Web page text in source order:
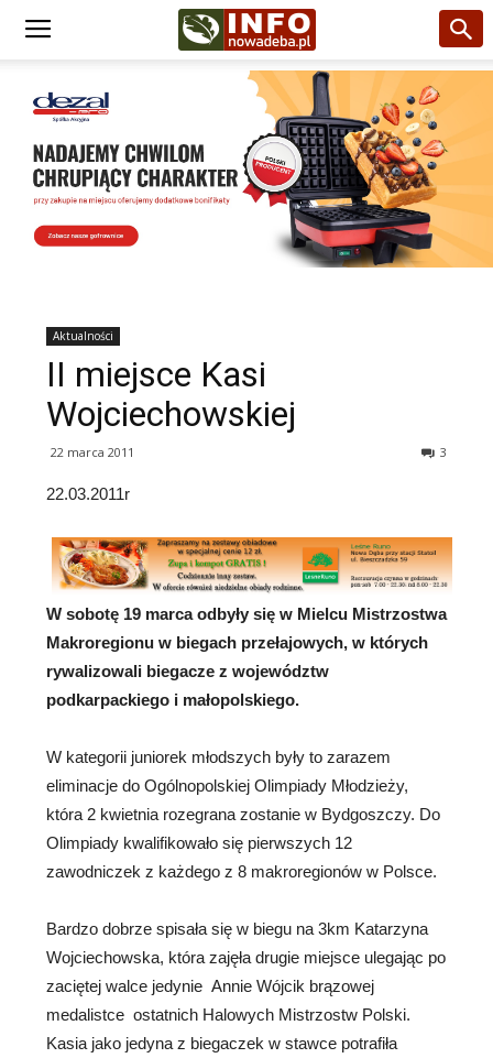
Aktualności
II miejsce Kasi
Wojciechowskiej
22 marca 2011 3
22.03.2011r
W sobotę 19 marca odbyły się w Mielcu Mistrzostwa
Makroregionu w biegach przełajowych, w których
rywalizowali biegacze z województw
podkarpackiego i małopolskiego.
W kategorii juniorek młodszych były to zarazem
eliminacje do Ogólnopolskiej Olimpiady Młodzieży,
która 2 kwietnia rozegrana zostanie w Bydgoszczy. Do
Olimpiady kwalifikowało się pierwszych 12
zawodniczek z każdego z 8 makroregionów w Polsce.
Bardzo dobrze spisała się w biegu na 3km Katarzyna
Wojciechowska, która zajęła drugie miejsce ulegając po
zaciętej walce jedynie Annie Wójcik brązowej
medalistce ostatnich Halowych Mistrzostw Polski.
Kasia jako jedyna z biegaczek w stawce potrafiła